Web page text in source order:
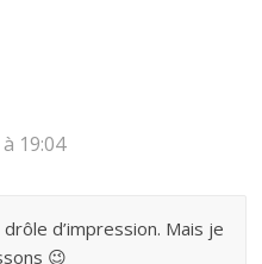
19:04
d’impression. Mais je
😉